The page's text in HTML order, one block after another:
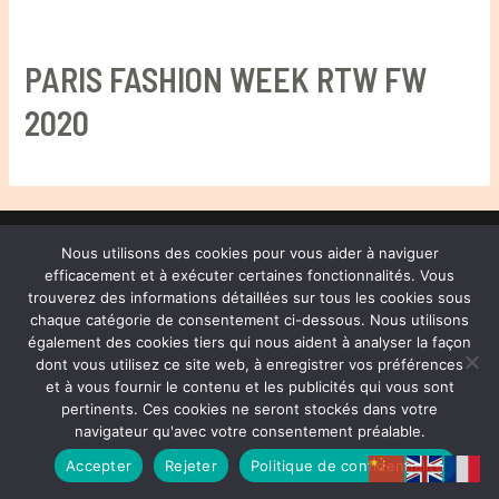
PARIS FASHION WEEK RTW FW
2020
® HENRI JOLI PARTNERS LTD. ALL RIGHTS RESERVED
Copyright © 2026 Henri Joli | 周易
Privacy Policy
Nous utilisons des cookies pour vous aider à naviguer
efficacement et à exécuter certaines fonctionnalités. Vous
trouverez des informations détaillées sur tous les cookies sous
chaque catégorie de consentement ci-dessous. Nous utilisons
également des cookies tiers qui nous aident à analyser la façon
dont vous utilisez ce site web, à enregistrer vos préférences
et à vous fournir le contenu et les publicités qui vous sont
pertinents. Ces cookies ne seront stockés dans votre
navigateur qu'avec votre consentement préalable.
Accepter
Rejeter Politique de confidentialité